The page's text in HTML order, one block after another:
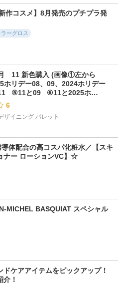
作コスメ】8月発売のプチプラ発
ーグロス
　11 新色購入 (画像①左から
リデー08、09、2024ホリデー
⑤11と09   ⑥11と2025ホ…
6
ザイニング パレット
体配合の高コスパ化粧水／【スキ
ナー ローションVC】☆
MICHEL BASQUIAT スペシャル
ドケアアイテムをピックアップ！
介！